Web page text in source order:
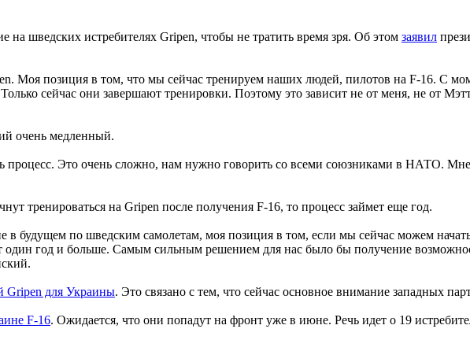
шведских истребителях Gripen, чтобы не тратить время зря. Об этом заявил
Моя позиция в том, что мы сейчас тренируем наших людей, пилотов на F-16. С
сейчас они завершают тренировки. Поэтому это зависит не от меня, не от
очень медленный.
процесс. Это очень сложно, нам нужно говорить со всеми союзниками в НАТО. Мне
тренироваться на Gripen после получения F-16, то процесс займет еще год.
будущем по шведским самолетам, моя позиция в том, если мы сейчас можем
один год и больше. Самым сильным решением для нас было бы получение
Gripen для Украины. Это связано с тем, что сейчас основное внимание западных
F-16. Ожидается, что они попадут на фронт уже в июне. Речь идет о 19